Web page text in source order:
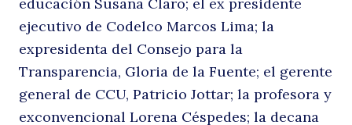
Buscar
ejecutivo de Codelco Marcos Lima; la
expresidenta del Consejo para la
Transparencia, Gloria de la Fuente; el gerente
general de CCU, Patricio Jottar; la profesora y
exconvencional Lorena Céspedes; la decana